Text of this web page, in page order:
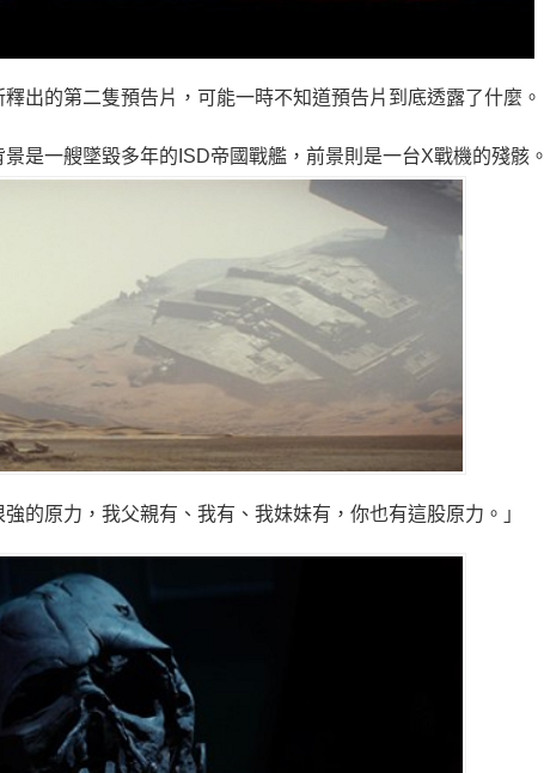
出的第二隻預告片，可能一時不知道預告片到底透露了什麼。
是一艘墜毀多年的ISD帝國戰艦，前景則是一台X戰機的殘骸。
的原力，我父親有、我有、我妹妹有，你也有這股原力。」